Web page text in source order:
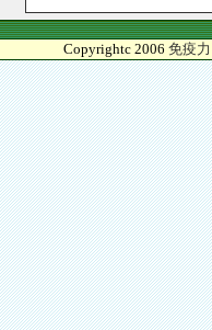
Copyrightc 2006 免疫